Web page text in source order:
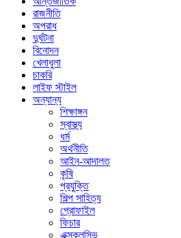
রাজনীতি
অপরাধ
দুর্ঘটনা
বিনোদন
খেলাধুলা
চাকরি
লাইফ স্টাইল
অন্যান্য
শিক্ষাঙ্গন
স্বাস্থ্য
ধর্ম
অর্থনীতি
আইন-আদালত
কৃষি
প্রযুক্তি
শিল্প সাহিত্য
প্রোফাইল
ফিচার
এক্সক্লুসিভ